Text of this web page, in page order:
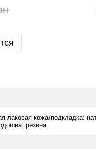
лаковая кожа/подкладка:
резина